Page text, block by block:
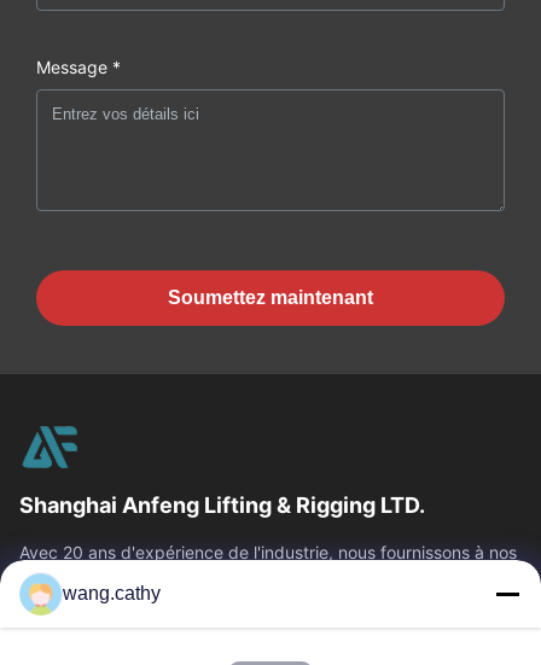
Message *
Soumettez maintenant
Shanghai Anfeng Lifting & Rigging LTD.
Avec 20 ans d'expérience de l'industrie, nous fournissons à nos
clients les produits de la meilleure qualité de levage et de
calage et les...
Liens Rapides
wang.cathy